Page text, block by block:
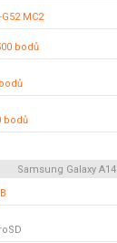
MC2
bodů
bodů
Samsung Galaxy A14